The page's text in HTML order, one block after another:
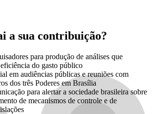
a sua contribuição?
para produção de análises que
do gasto público
em audiências públicas e reuniões com
dos três Poderes em Brasília
para alertar a sociedade brasileira sobre
de mecanismos de controle e de